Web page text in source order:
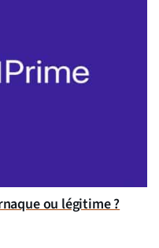
ou légitime ?